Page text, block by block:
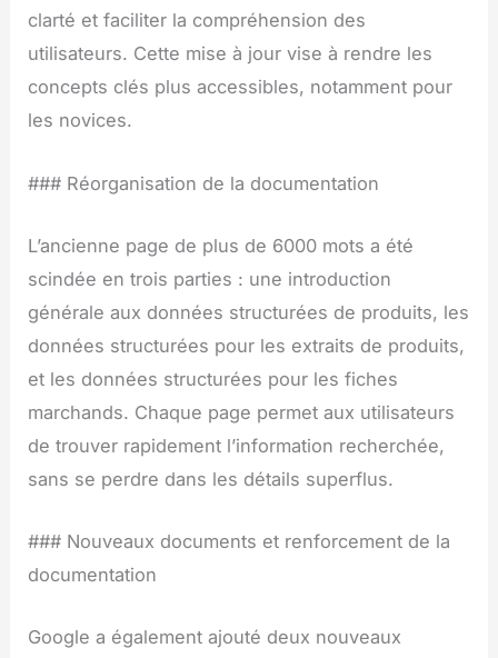
clarté et faciliter la compréhension des
utilisateurs. Cette mise à jour vise à rendre les
concepts clés plus accessibles, notamment pour
les novices.
### Réorganisation de la documentation
L’ancienne page de plus de 6000 mots a été
scindée en trois parties : une introduction
générale aux données structurées de produits, les
données structurées pour les extraits de produits,
et les données structurées pour les fiches
marchands. Chaque page permet aux utilisateurs
de trouver rapidement l’information recherchée,
sans se perdre dans les détails superflus.
### Nouveaux documents et renforcement de la
documentation
Google a également ajouté deux nouveaux